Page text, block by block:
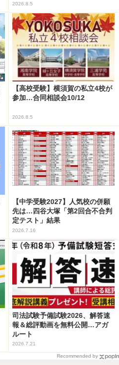
2026.8.5
【高校受験】横須賀の私立4校が
参加…合同相談会10/12
2026.8.5
【中学受験2027】人気校の併願
先は…四谷大塚「第2回合不合判
定テスト」結果
2026.7.16
司法試験予備試験2026、解答速
報＆総評動画を無料公開…アガ
ルート
2026.7.21
Recommended by